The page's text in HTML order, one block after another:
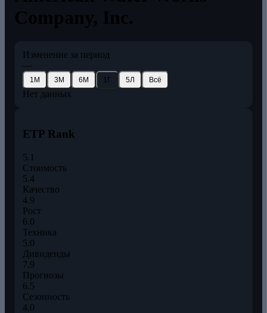
Изменение за период
—
1М 3М 6М 1Г 5Л Всё
Нет данных
ETP Rank
5.1
Стоимость
5.4
Качество
4.9
Рост
6.0
Техника
5.0
Дивиденды
7.9
Прогнозы
6.5
Сезонность
4.0